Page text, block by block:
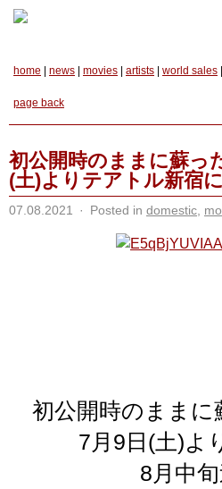
home news movies artists world sales
page back
初公開時のままに蘇っ
(土)よりテアトル新宿
07.08.2021 · Posted in domestic
初公開時のままに
7月9日(土)よ
8月中